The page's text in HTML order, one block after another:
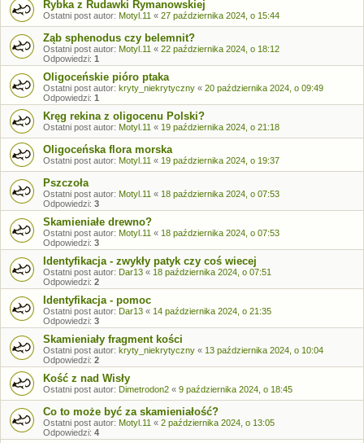
Rybka z Rudawki Rymanowskiej
Ostatni post autor: Motyl.11 « 27 października 2024, o 15:44
Ząb sphenodus czy belemnit?
Ostatni post autor: Motyl.11 « 22 października 2024, o 18:12
Odpowiedzi: 1
Oligoceńskie pióro ptaka
Ostatni post autor: kryty_niekrytyczny « 20 października 2024, o 09:49
Odpowiedzi: 1
Kręg rekina z oligocenu Polski?
Ostatni post autor: Motyl.11 « 19 października 2024, o 21:18
Oligoceńska flora morska
Ostatni post autor: Motyl.11 « 19 października 2024, o 19:37
Pszczoła
Ostatni post autor: Motyl.11 « 18 października 2024, o 07:53
Odpowiedzi: 3
Skamieniałe drewno?
Ostatni post autor: Motyl.11 « 18 października 2024, o 07:53
Odpowiedzi: 3
Identyfikacja - zwykły patyk czy coś wiecej
Ostatni post autor: Dar13 « 18 października 2024, o 07:51
Odpowiedzi: 2
Identyfikacja - pomoc
Ostatni post autor: Dar13 « 14 października 2024, o 21:35
Odpowiedzi: 3
Skamieniały fragment kości
Ostatni post autor: kryty_niekrytyczny « 13 października 2024, o 10:04
Odpowiedzi: 2
Kość z nad Wisły
Ostatni post autor: Dimetrodon2 « 9 października 2024, o 18:45
Co to może być za skamieniałość?
Ostatni post autor: Motyl.11 « 2 października 2024, o 13:05
Odpowiedzi: 4